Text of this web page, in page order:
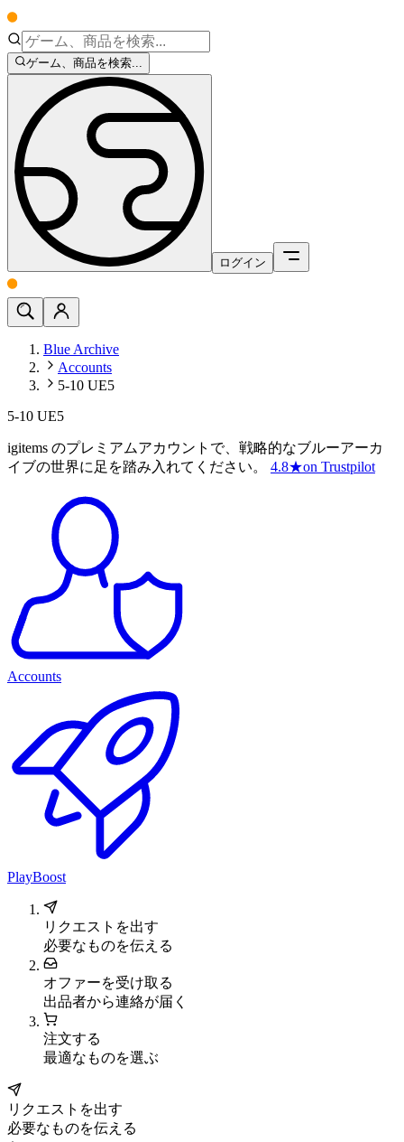
ゲーム、商品を検索...
ログイン
Blue Archive
Accounts
5-10 UE5
5-10 UE5
igitems のプレミアムアカウントで、戦略的なブルーアーカ
イブの世界に足を踏み入れてください。
4.8★on Trustpilot
Accounts
PlayBoost
リクエストを出す
必要なものを伝える
オファーを受け取る
出品者から連絡が届く
注文する
最適なものを選ぶ
リクエストを出す
必要なものを伝える